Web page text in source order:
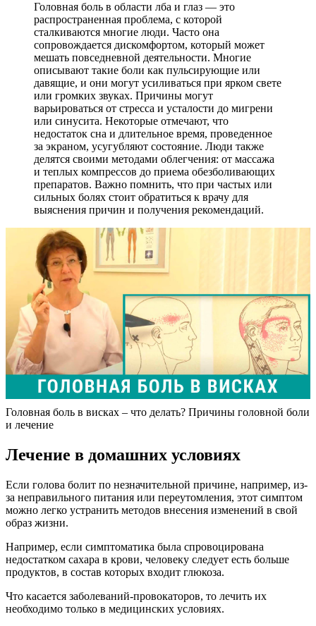
Головная боль в области лба и глаз — это
распространенная проблема, с которой
сталкиваются многие люди. Часто она
сопровождается дискомфортом, который может
мешать повседневной деятельности. Многие
описывают такие боли как пульсирующие или
давящие, и они могут усиливаться при ярком свете
или громких звуках. Причины могут
варьироваться от стресса и усталости до мигрени
или синусита. Некоторые отмечают, что
недостаток сна и длительное время, проведенное
за экраном, усугубляют состояние. Люди также
делятся своими методами облегчения: от массажа
и теплых компрессов до приема обезболивающих
препаратов. Важно помнить, что при частых или
сильных болях стоит обратиться к врачу для
выяснения причин и получения рекомендаций.
Головная боль в висках – что делать? Причины головной боли
и лечение
Лечение в домашних условиях
Если голова болит по незначительной причине, например, из-
за неправильного питания или переутомления, этот симптом
можно легко устранить методов внесения изменений в свой
образ жизни.
Например, если симптоматика была спровоцирована
недостатком сахара в крови, человеку следует есть больше
продуктов, в состав которых входит глюкоза.
Что касается заболеваний-провокаторов, то лечить их
необходимо только в медицинских условиях.